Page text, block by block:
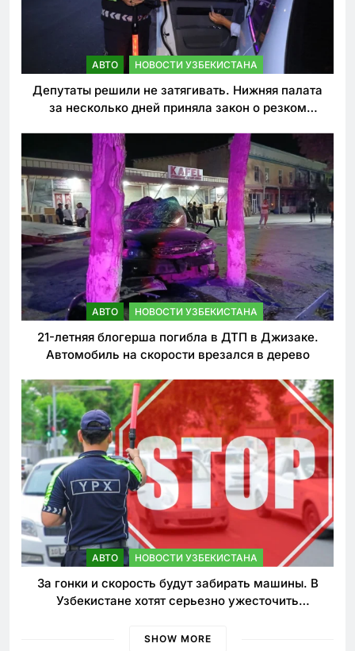
АВТО НОВОСТИ УЗБЕКИСТАНА
Депутаты решили не затягивать. Нижняя палата
за несколько дней приняла закон о резком
АВТО НОВОСТИ УЗБЕКИСТАНА
21-летняя блогерша погибла в ДТП в Джизаке.
Автомобиль на скорости врезался в дерево
АВТО НОВОСТИ УЗБЕКИСТАНА
За гонки и скорость будут забирать машины. В
Узбекистане хотят серьезно ужесточить
SHOW MORE